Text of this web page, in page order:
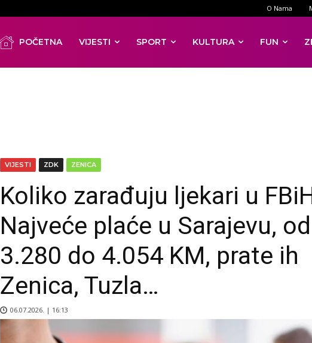
O Nama
POČETNA VIJESTI SPORT KULTURA FUN
VIJESTI ZDK ZENICA
Koliko zarađuju ljekari u
Najveće plaće u Sarajevu, od
3.280 do 4.054 KM, prate ih
Zenica, Tuzla…
06.07.2026. | 16:13